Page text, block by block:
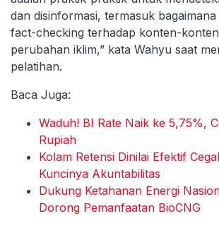
dan disinformasi, termasuk
fact-checking terhadap konten-
perubahan iklim,” kata Wahyu saat
pelatihan.
Baca Juga:
Waduh! BI Rate Naik ke 5,75%,
Rupiah
Kolam Retensi Dinilai Efektif
Kuncinya Akuntabilitas
Dukung Ketahanan Energi
Dorong Pemanfaatan BioCNG